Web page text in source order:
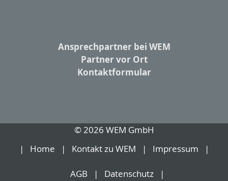
Ansprechpartner bei WEM
Partner vor Ort
Kontaktformular
© 2026 WEM GmbH
Home
Kontakt zu WEM Impressum
AGB Datenschutz